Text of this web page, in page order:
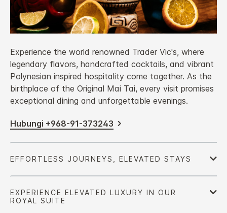
Experience the world renowned Trader Vic's, where
legendary flavors, handcrafted cocktails, and vibrant
Polynesian inspired hospitality come together. As the
birthplace of the Original Mai Tai, every visit promises
exceptional dining and unforgettable evenings.
Hubungi +968-91-373243